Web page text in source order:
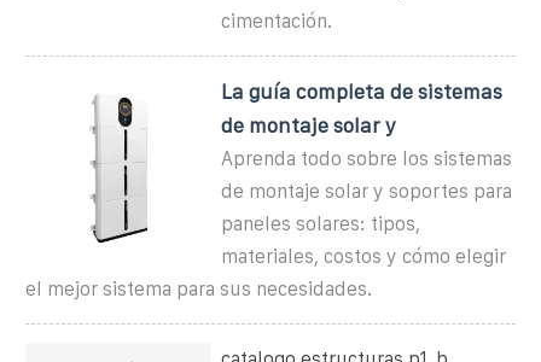
cimentación.
La guía completa de sistemas
de montaje solar y
Aprenda todo sobre los sistemas
de montaje solar y soportes para
paneles solares: tipos,
materiales, costos y cómo elegir
el mejor sistema para sus necesidades.